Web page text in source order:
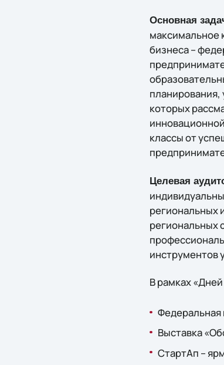
Основная
максимальное
бизнеса –
которых
классы от
Целевая
региональных
региональных
инструментов
В рамках
Федеральная
Выставка
СтартАп –